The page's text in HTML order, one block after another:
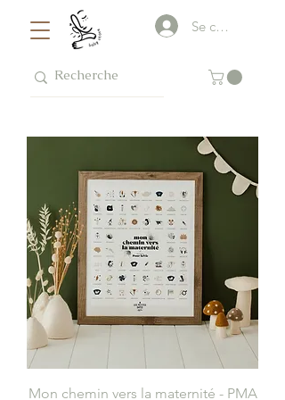
Se connecter
Mon chemin vers la maternité - PMA